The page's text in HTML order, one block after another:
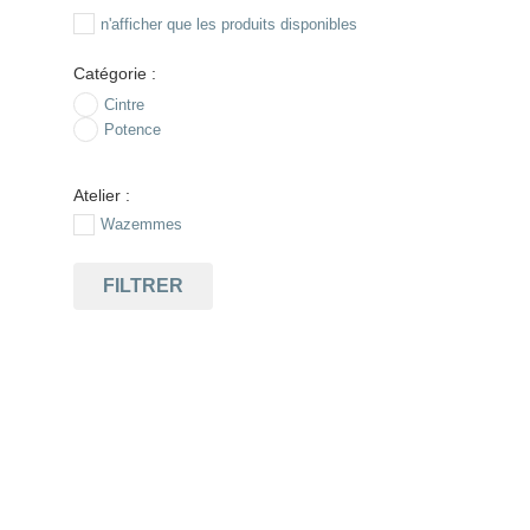
n'afficher que les produits disponibles
Catégorie :
Cintre
Potence
Atelier :
Wazemmes
FILTRER